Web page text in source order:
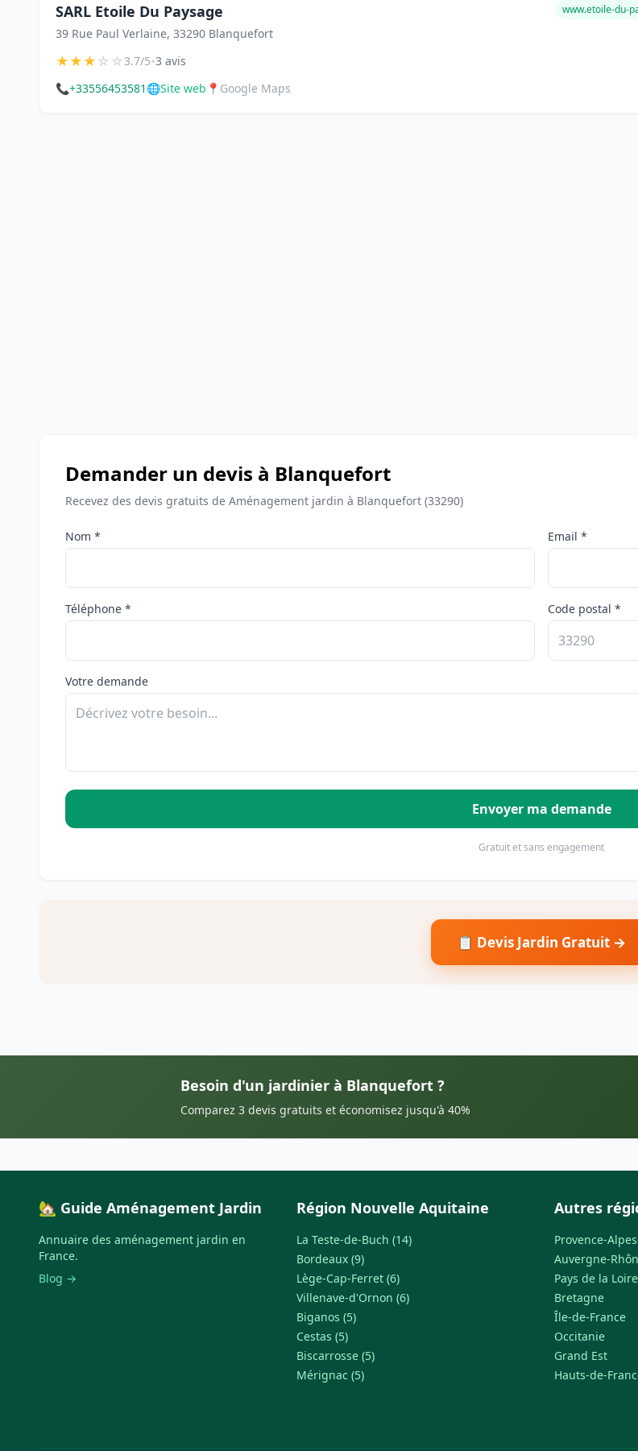
SARL Etoile Du Paysage
39 Rue Paul Verlaine, 33290 Blanquefort
www.etoile-du-
★★★☆☆3.7/5•3 avis
📞+33556453581 🌐Site web 📍 Google Maps
Demander un devis à Blanquefort
Recevez des devis gratuits de Aménagement jardin à Blanquefort (33290)
Nom * Email *
Téléphone * Code postal *
Votre demande
Envoyer ma demande
Gratuit et sans engagement
📋 Devis Jardin Gratuit →
Besoin d'un jardinier à Blanquefort ?
Comparez 3 devis gratuits et économisez jusqu'à 40%
🏡 Guide Aménagement Jardin
Annuaire des aménagement jardin en
France.
Blog →
Région Nouvelle Aquitaine
La Teste-de-Buch (14)
Bordeaux (9)
Lège-Cap-Ferret (6)
Villenave-d'Ornon (6)
Biganos (5)
Cestas (5)
Biscarrosse (5)
Mérignac (5)
Autres
Provence-
Auvergne-
Pays de la Loire
Bretagne
Île-de-France
Occitanie
Grand Est
Hauts-de-